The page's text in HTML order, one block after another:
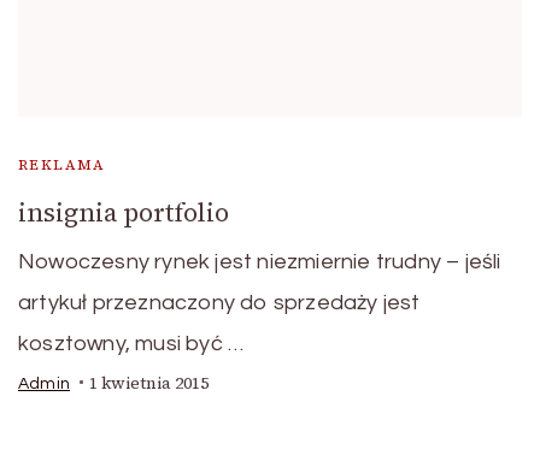
REKLAMA
insignia portfolio
Nowoczesny rynek jest niezmiernie trudny – jeśli
artykuł przeznaczony do sprzedaży jest
kosztowny, musi być …
Admin 1 kwietnia 2015